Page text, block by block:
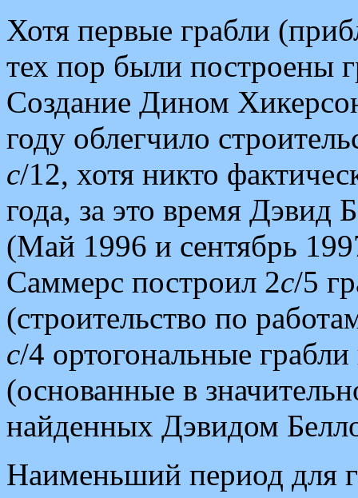
Хотя первые грабли
тех пор были построены
Создание Дином
году облегчило
c/12, хотя никто
года, за это время Дэвид
(Май 1996 и сентябрь
Саммерс построил 2c/5
(строительство по
c/4 ортогональные
(основанные в
найденных Дэвидом
Наименьший период для